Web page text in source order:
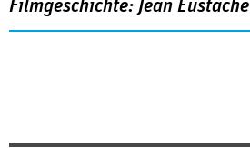
Filmgeschichte: Jean Eustache